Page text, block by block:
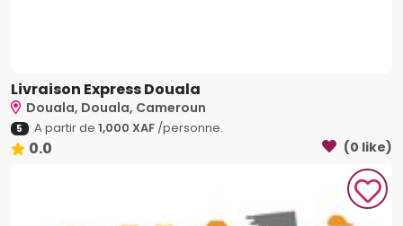
Livraison Express Douala
Douala, Douala, Cameroun
5 A partir de 1,000 XAF/personne.
0.0 (0 like)